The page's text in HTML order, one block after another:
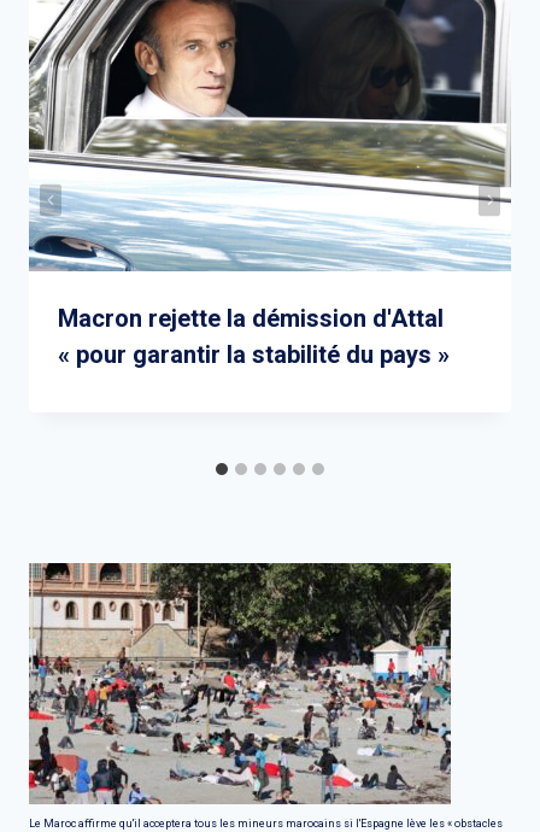
Macron rejette la démission d'Attal
« pour garantir la stabilité du pays »
Le Maroc affirme qu'il acceptera tous les mineurs marocains si l'Espagne lève les « obstacles